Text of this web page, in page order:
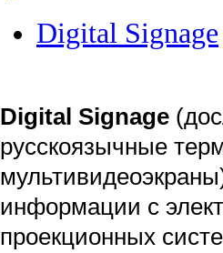
Digital Signage
Digital Signage
русскоязычные
информации с
проекционных